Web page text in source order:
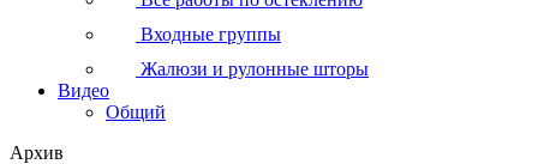
Входные группы
Жалюзи и рулонные шторы
Видео
Общий
Архив